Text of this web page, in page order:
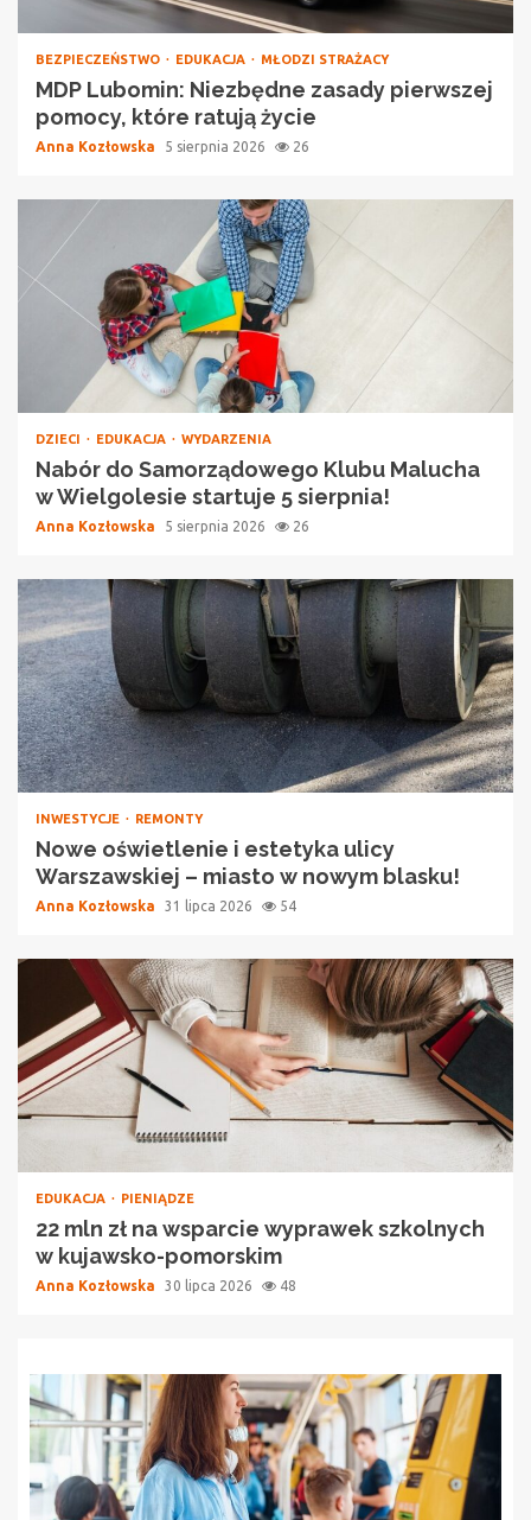
BEZPIECZEŃSTWO EDUKACJA MŁODZI STRAŻACY
MDP Lubomin: Niezbędne zasady pierwszej
pomocy, które ratują życie
Anna Kozłowska 5 sierpnia 2026 26
DZIECI EDUKACJA WYDARZENIA
Nabór do Samorządowego Klubu Malucha
w Wielgolesie startuje 5 sierpnia!
Anna Kozłowska 5 sierpnia 2026 26
INWESTYCJE REMONTY
Nowe oświetlenie i estetyka ulicy
Warszawskiej – miasto w nowym blasku!
Anna Kozłowska 31 lipca 2026 54
EDUKACJA PIENIĄDZE
22 mln zł na wsparcie wyprawek szkolnych
w kujawsko-pomorskim
Anna Kozłowska 30 lipca 2026 48